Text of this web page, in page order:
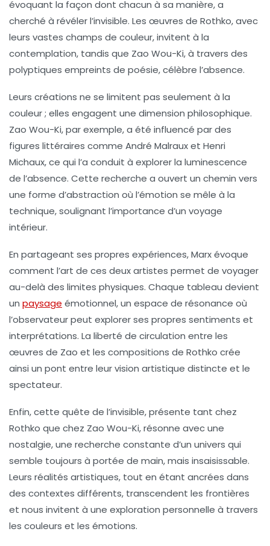
évoquant la façon dont chacun à sa manière, a
cherché à révéler l’invisible. Les œuvres de Rothko, avec
leurs vastes champs de couleur, invitent à la
contemplation, tandis que Zao Wou-Ki, à travers des
polyptiques empreints de poésie, célèbre l’absence.
Leurs créations ne se limitent pas seulement à la
couleur ; elles engagent une dimension philosophique.
Zao Wou-Ki, par exemple, a été influencé par des
figures littéraires comme André Malrauxet Henri
Michaux, ce qui l’a conduit à explorer la luminescence
de l’absence. Cette recherche a ouvert un chemin vers
une forme d’abstraction où l’émotion se mêle à la
technique, soulignant l’importance d’un voyage
intérieur.
En partageant ses propres expériences, Marx évoque
comment l’art de ces deux artistes permet de voyager
au-delà des limites physiques. Chaque tableau devient
un paysage émotionnel, un espace de résonance où
l’observateur peut explorer ses propres sentiments et
interprétations. La liberté de circulation entre les
œuvres de Zao et les compositions de Rothko crée
ainsi un pont entre leurvision artistique distincte et le
spectateur.
Enfin, cette quête de l’invisible, présente tant chez
Rothko que chez Zao Wou-Ki, résonne avec une
nostalgie, une recherche constante d’un univers qui
semble toujours à portée de main, mais insaisissable.
Leurs réalités artistiques, tout en étant ancrées dans
des contextes différents, transcendent les frontières
et nous invitent à une exploration personnelle à travers
les couleurs et les émotions.